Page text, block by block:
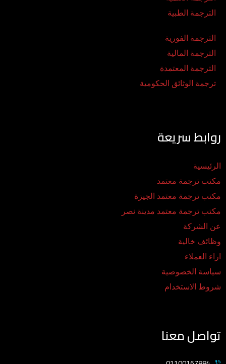
الترجمة الطبية
الترجمة الفورية
الترجمة المالية
الترجمة المعتمدة
ترجمة الوثائق الحكومية
روابط سريعة
الرئيسية
مكتب ترجمة معتمد
مكتب ترجمة معتمد الجيزة
مكتب ترجمة معتمد مدينة نصر
عن الشركة
وظائف خالية
اراء العملاء
سياسة الخصوصية
شروط الاستخدام
تواصل معنا